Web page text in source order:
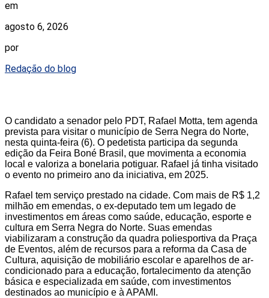
em
agosto 6, 2026
por
Redação do blog
O candidato a senador pelo PDT, Rafael Motta, tem agenda
prevista para visitar o município de Serra Negra do Norte,
nesta quinta-feira (6). O pedetista participa da segunda
edição da Feira Boné Brasil, que movimenta a economia
local e valoriza a bonelaria potiguar. Rafael já tinha visitado
o evento no primeiro ano da iniciativa, em 2025.
Rafael tem serviço prestado na cidade. Com mais de R$ 1,2
milhão em emendas, o ex-deputado tem um legado de
investimentos em áreas como saúde, educação, esporte e
cultura em Serra Negra do Norte. Suas emendas
viabilizaram a construção da quadra poliesportiva da Praça
de Eventos, além de recursos para a reforma da Casa de
Cultura, aquisição de mobiliário escolar e aparelhos de ar-
condicionado para a educação, fortalecimento da atenção
básica e especializada em saúde, com investimentos
destinados ao município e à APAMI.